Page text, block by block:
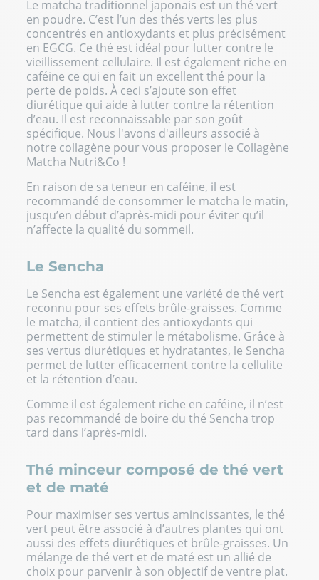
Le matcha traditionnel japonais est un thé vert
en poudre. C’est l’un des thés verts les plus
concentrés en antioxydants et plus précisément
en EGCG. Ce thé est idéal pour lutter contre le
vieillissement cellulaire. Il est également riche en
caféine ce qui en fait un excellent thé pour la
perte de poids. À ceci s’ajoute son effet
diurétique qui aide à lutter contre la rétention
d’eau. Il est reconnaissable par son goût
spécifique. Nous l'avons d'ailleurs associé à
notre collagène pour vous proposer le Collagène
Matcha Nutri&Co !
En raison de sa teneur en caféine, il est
recommandé de consommer le matcha le matin,
jusqu’en début d’après-midi pour éviter qu’il
n’affecte la qualité du sommeil.
Le Sencha
Le Sencha est également une variété de thé vert
reconnu pour ses effets brûle-graisses. Comme
le matcha, il contient des antioxydants qui
permettent de stimuler le métabolisme. Grâce à
ses vertus diurétiques et hydratantes, le Sencha
permet de lutter efficacement contre la cellulite
et la rétention d’eau.
Comme il est également riche en caféine, il n’est
pas recommandé de boire du thé Sencha trop
tard dans l’après-midi.
Thé minceur composé de thé vert
et de maté
Pour maximiser ses vertus amincissantes, le thé
vert peut être associé à d’autres plantes qui ont
aussi des effets diurétiques et brûle-graisses. Un
mélange de thé vert et de maté est un allié de
choix pour parvenir à son objectif de ventre plat.